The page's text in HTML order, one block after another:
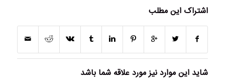
اشتراک این مطلب
شاید این موارد نیز مورد علاقه شما باشد